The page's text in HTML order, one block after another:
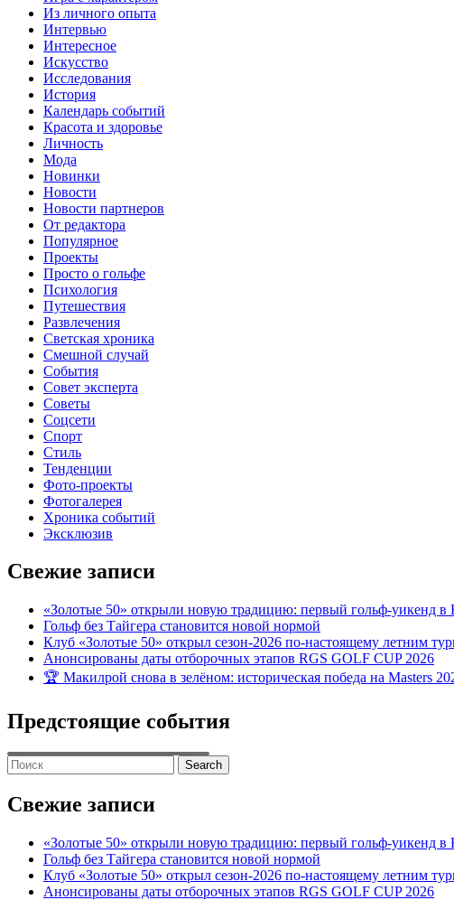
Из личного опыта
Интервью
Интересное
Искусство
Исследования
История
Календарь событий
Красота и здоровье
Личность
Мода
Новинки
Новости
Новости партнеров
От редактора
Популярное
Проекты
Просто о гольфе
Психология
Путешествия
Развлечения
Светская хроника
Смешной случай
События
Совет эксперта
Советы
Соцсети
Спорт
Стиль
Тенденции
Фото-проекты
Фотогалерея
Хроника событий
Эксклюзив
Свежие записи
«Золотые 50» открыли новую традицию: первый гольф-уикенд в
Гольф без Тайгера становится новой нормой
Клуб «Золотые 50» открыл сезон-2026 по-настоящему летним
Анонсированы даты отборочных этапов RGS GOLF CUP 2026
🏆 Макилрой снова в зелёном: историческая победа на Masters
Предстоящие события
Search
for:
Свежие записи
«Золотые 50» открыли новую традицию: первый гольф-уикенд в
Гольф без Тайгера становится новой нормой
Клуб «Золотые 50» открыл сезон-2026 по-настоящему летним
Анонсированы даты отборочных этапов RGS GOLF CUP 2026